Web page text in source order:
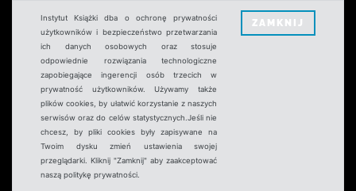
Instytut Książki dba o ochronę prywatności
użytkowników i bezpieczeństwo przetwarzania
ich danych osobowych oraz stosuje
odpowiednie rozwiązania technologiczne
zapobiegające ingerencji osób trzecich w
prywatność użytkowników. Używamy także
plików cookies, by ułatwić korzystanie z naszych
serwisów oraz do celów statystycznych.Jeśli nie
chcesz, by pliki cookies były zapisywane na
Twoim dysku zmień ustawienia swojej
przeglądarki. Kliknij "Zamknij" aby zaakceptować
naszą politykę prywatności.
ZAMKNIJ